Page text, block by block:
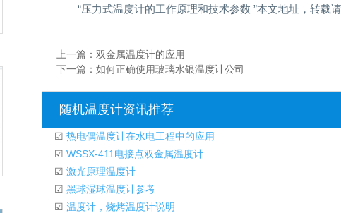
“压力式温度计的工作原理和技术参数 ”本文地址，转载
上一篇： 双金属温度计的应用
下一篇： 如何正确使用玻璃水银温度计公司
随机温度计资讯推荐
☑ 热电偶温度计在水电工程中的应用
☑ WSSX-411电接点双金属温度计
☑ 激光原理温度计
☑ 黑球湿球温度计参考
☑ 温度计，烧烤温度计说明